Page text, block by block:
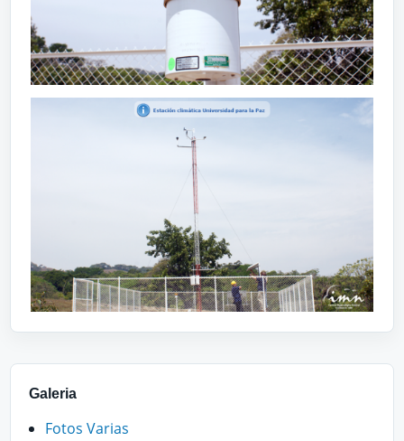
Galeria
Fotos Varias